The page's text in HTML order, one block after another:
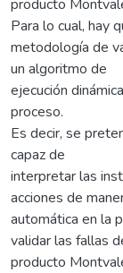
producto
Para lo cual, hay
metodología de
un algoritmo de
ejecución
proceso.
Es decir, se
capaz de
interpretar las
acciones de
automática en la
validar las fallas
producto